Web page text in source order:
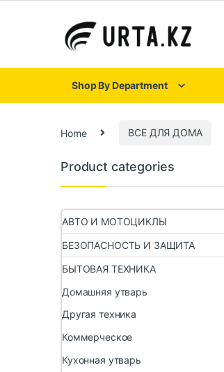
Shop By Department
Home ВСЕ ДЛЯ ДОМА
Product categories
АВТО И МОТОЦИКЛЫ
БЕЗОПАСНОСТЬ И ЗАЩИТА
БЫТОВАЯ ТЕХНИКА
Домашняя утварь
Другая техника
Коммерческое
Кухонная утварь